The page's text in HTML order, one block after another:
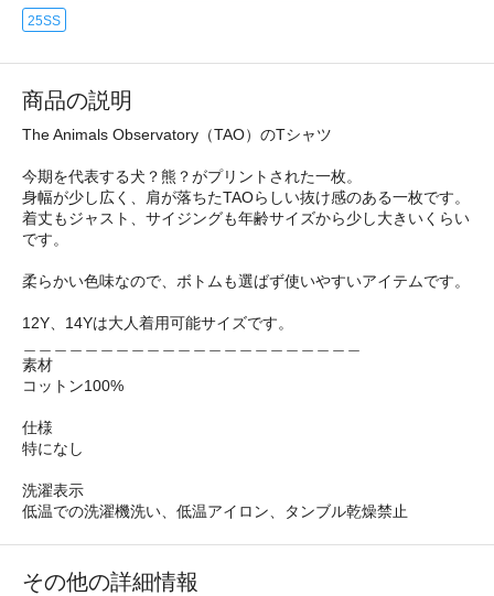
25SS
商品の説明
The Animals Observatory（TAO）のTシャツ
今期を代表する犬？熊？がプリントされた一枚。
身幅が少し広く、肩が落ちたTAOらしい抜け感のある一枚です。
着丈もジャスト、サイジングも年齢サイズから少し大きいくらい
です。
柔らかい色味なので、ボトムも選ばず使いやすいアイテムです。
12Y、14Yは大人着用可能サイズです。
素材
コットン100%
仕様
特になし
洗濯表示
低温での洗濯機洗い、低温アイロン、タンブル乾燥禁止
その他の詳細情報